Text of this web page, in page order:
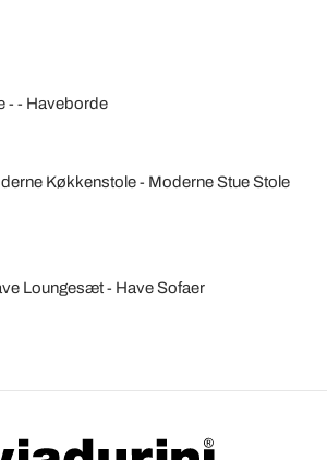
Haveborde
Køkkenstole
Moderne Stue Stole
Loungesæt
Have Sofaer